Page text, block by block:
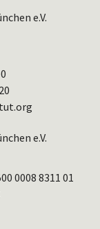
e.V.
e.V.
0008 8311 01